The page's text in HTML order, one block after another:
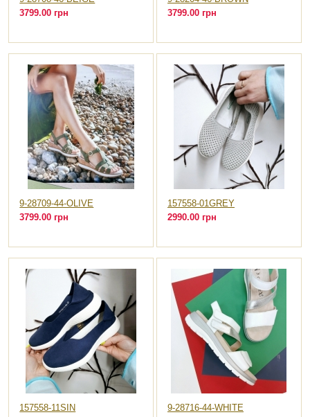
3799.00 грн
3799.00 грн
9-28709-44-OLIVE
3799.00 грн
157558-01GREY
2990.00 грн
157558-11SIN
9-28716-44-WHITE